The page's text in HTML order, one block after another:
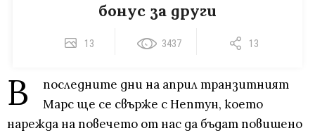
бонус за други
13 3437 13
В
последните дни на април транзитният
Марс ще се свърже с Нептун, което
нарежда на повечето от нас да бъдат повишено